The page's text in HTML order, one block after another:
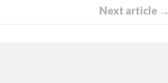
Next article →